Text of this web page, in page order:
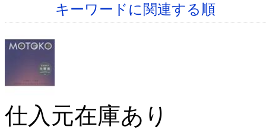
キーワードに関連する順
仕入元在庫あり